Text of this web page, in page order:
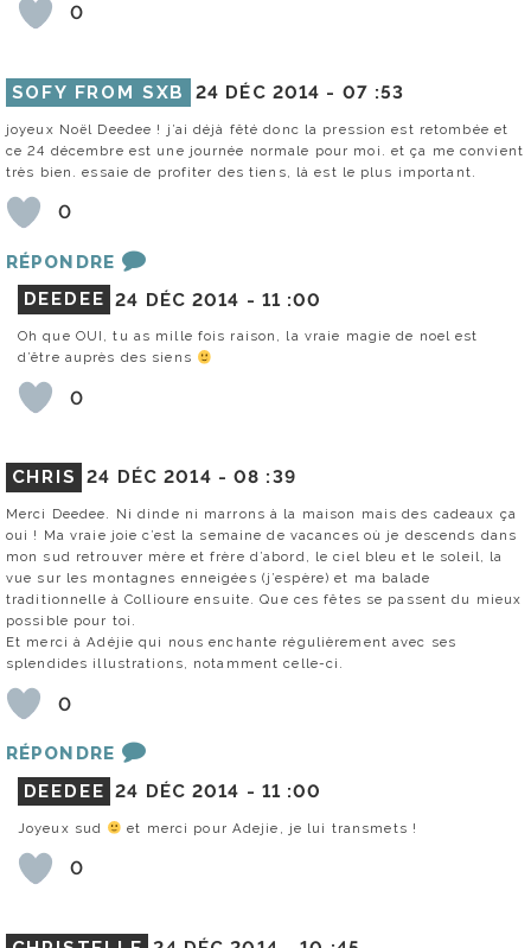
0
SOFY FROM SXB 24 DÉC 2014 - 07 :53
joyeux Noël Deedee ! j’ai déjà fêté donc la pression est retombée et
ce 24 décembre est une journée normale pour moi. et ça me convient
très bien. essaie de profiter des tiens, là est le plus important.
0
RÉPONDRE
DEEDEE 24 DÉC 2014 - 11 :00
Oh que OUI, tu as mille fois raison, la vraie magie de noel est
d’être auprès des siens
0
CHRIS 24 DÉC 2014 -08 :39
Merci Deedee. Ni dinde ni marrons à la maison mais des cadeaux ça
oui ! Ma vraie joie c’est la semaine de vacances où je descends dans
mon sud retrouver mère et frère d’abord, le ciel bleu et le soleil, la
vue sur les montagnes enneigées (j’espère) et ma balade
traditionnelle à Collioure ensuite. Que ces fêtes se passent du mieux
possible pour toi.
Et merci à Adéjie qui nous enchante régulièrement avec ses
splendides illustrations, notamment celle-ci.
0
RÉPONDRE
DEEDEE 24 DÉC 2014 - 11 :00
Joyeux sud et merci pour Adejie, je lui transmets !
0